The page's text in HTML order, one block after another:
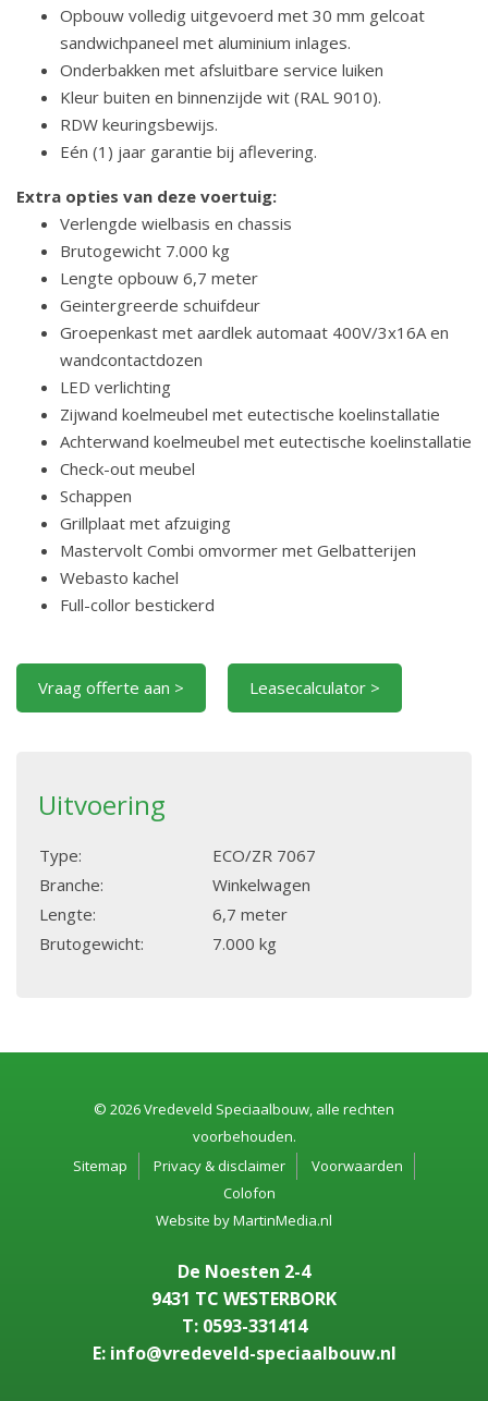
Opbouw volledig uitgevoerd met 30 mm gelcoat
sandwichpaneel met aluminium inlages.
Onderbakken met afsluitbare service luiken
Kleur buiten en binnenzijde wit (RAL 9010).
RDW keuringsbewijs.
Eén (1) jaar garantie bij aflevering.
Extra opties van deze voertuig:
Verlengde wielbasis en chassis
Brutogewicht 7.000 kg
Lengte opbouw 6,7 meter
Geintergreerde schuifdeur
Groepenkast met aardlek automaat 400V/3x16A en
wandcontactdozen
LED verlichting
Zijwand koelmeubel met eutectische koelinstallatie
Achterwand koelmeubel met eutectische koelinstallatie
Check-out meubel
Schappen
Grillplaat met afzuiging
Mastervolt Combi omvormer met Gelbatterijen
Webasto kachel
Full-collor bestickerd
Vraag offerte aan > Leasecalculator >
Uitvoering
Type:
ECO/ZR 7067
Branche:
Winkelwagen
Lengte:
6,7 meter
Brutogewicht:
7.000 kg
© 2026 Vredeveld Speciaalbouw, alle rechten
voorbehouden.
Sitemap
Privacy & disclaimer
Voorwaarden
Colofon
Website byMartinMedia.nl
De Noesten 2-4
9431 TC WESTERBORK
T: 0593-331414
E: info@vredeveld-speciaalbouw.nl